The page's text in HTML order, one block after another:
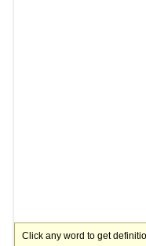
Click any word to get